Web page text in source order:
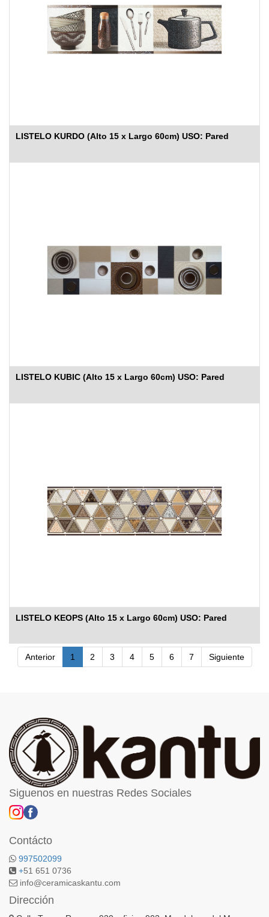
LISTELO KURDO (Alto 15 x Largo 60cm) USO: Pared
LISTELO KUBIC (Alto 15 x Largo 60cm) USO: Pared
LISTELO KEOPS (Alto 15 x Largo 60cm) USO: Pared
Anterior 1 2 3 4 5 6 7 Siguiente
Siguenos en nuestras Redes Sociales
Contácto
997502099
+51 651 0736
info@ceramicaskantu.com
Dirección